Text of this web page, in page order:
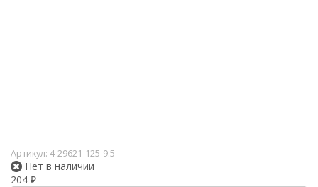
Артикул: 4-29621-125-9.5
Нет в наличии
204 ₽